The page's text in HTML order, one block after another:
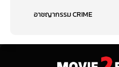
อาชญากรรม CRIME